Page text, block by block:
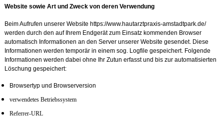
Website sowie Art und Zweck von deren Verwendung
Beim Aufrufen unserer Website https://www.hautarztpraxis-amstadtpark.de/
werden durch den auf Ihrem Endgerät zum Einsatz kommenden Browser
automatisch Informationen an den Server unserer Website gesendet. Diese
Informationen werden temporär in einem sog. Logfile gespeichert. Folgende
Informationen werden dabei ohne Ihr Zutun erfasst und bis zur automatisierten
Löschung gespeichert:
Browsertyp und Browserversion
verwendetes Betriebssystem
Referrer-URL